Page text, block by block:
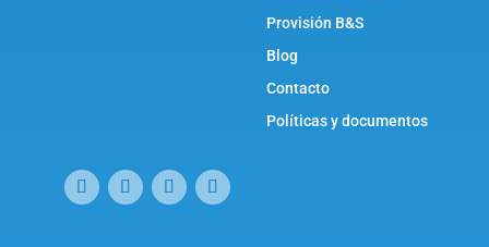
Provisión B&S
Blog
Contacto
Políticas y documentos